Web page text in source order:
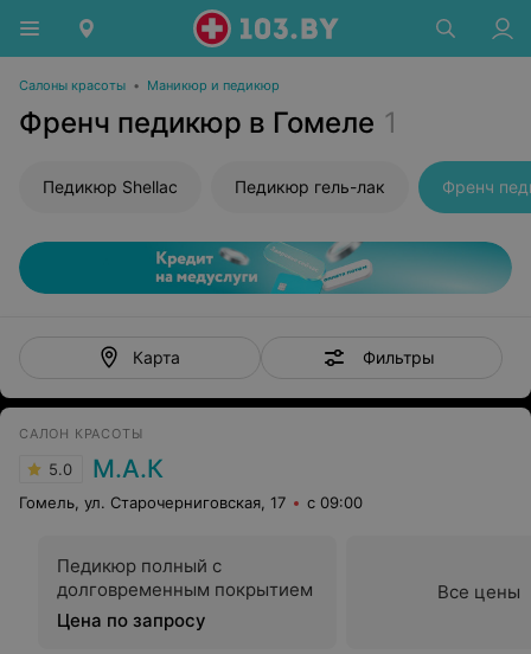
Салоны красоты • Маникюр и педикюр
Френч педикюр в Гомеле 1
Педикюр Shellac Педикюр гель-лак Френч
Карта Фильтры
САЛОН КРАСОТЫ
5.0 М.А.К
Гомель, ул. Старочерниговская, 17 с 09:00
Педикюр полный с
долговременным покрытием
Цена по запросу
Все цены